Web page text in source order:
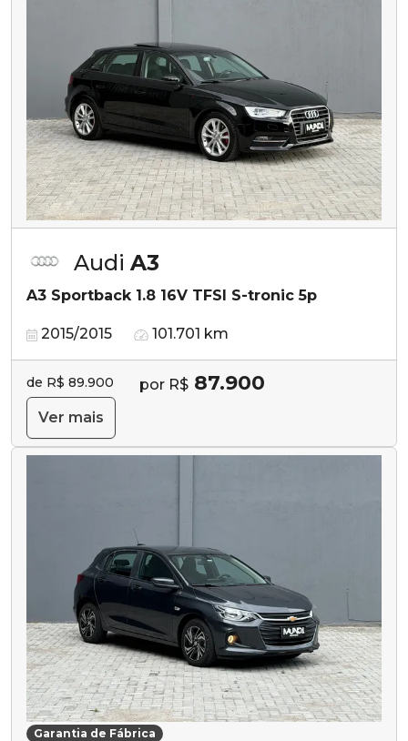
Audi A3
A3 Sportback 1.8 16V TFSI S-tronic 5p
2015/2015 101.701 km
de R$ 89.900 por R$ 87.900
Ver mais
Garantia de Fábrica